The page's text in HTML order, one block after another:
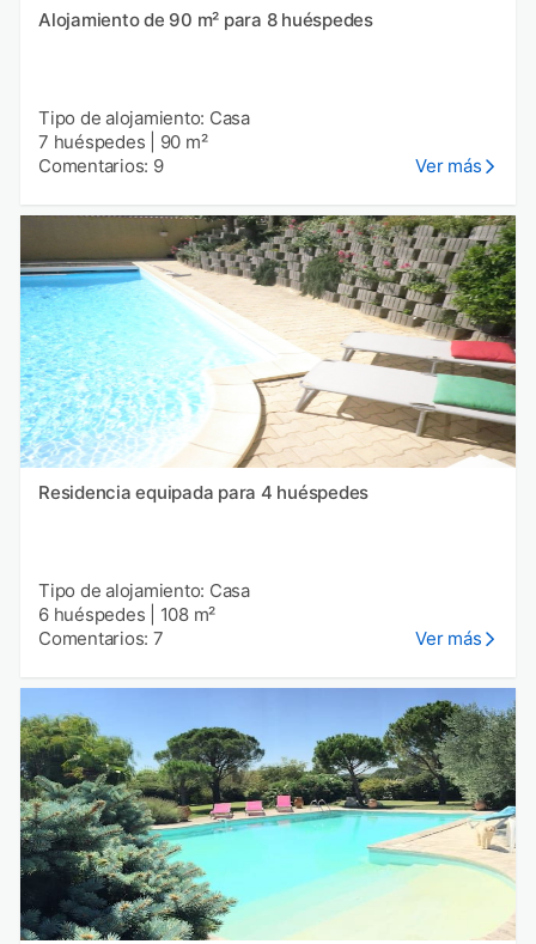
Alojamiento de 90 m² para 8 huéspedes
Tipo de alojamiento: Casa
7 huéspedes
90 m²
Comentarios: 9
Ver más
Residencia equipada para 4 huéspedes
Tipo de alojamiento: Casa
6 huéspedes
108 m²
Comentarios: 7
Ver más